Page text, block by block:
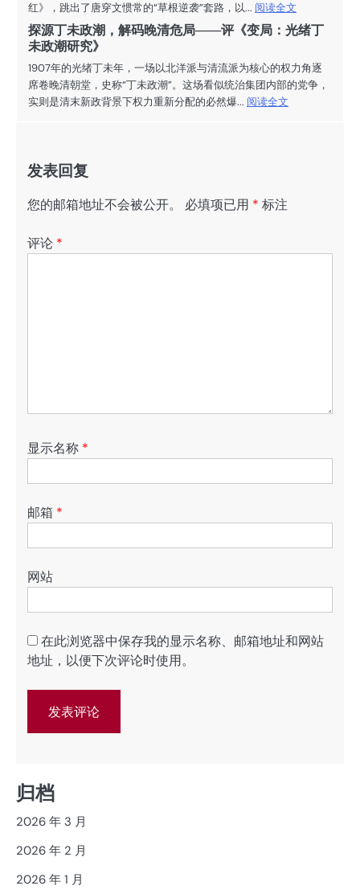
红》，跳出了唐穿文惯常的“草根逆袭”套路，以... 阅读全文
探源丁未政潮，解码晚清危局——评《变局：光绪丁
未政潮研究》
1907年的光绪丁未年，一场以北洋派与清流派为核心的权力角逐
席卷晚清朝堂，史称“丁未政潮”。这场看似统治集团内部的党争，
实则是清末新政背景下权力重新分配的必然爆... 阅读全文
发表回复
您的邮箱地址不会被公开。 必填项已用 * 标注
评论 *
显示名称 *
邮箱 *
网站
在此浏览器中保存我的显示名称、邮箱地址和网站
地址，以便下次评论时使用。
归档
2026 年 3 月
2026 年 2 月
2026 年 1 月